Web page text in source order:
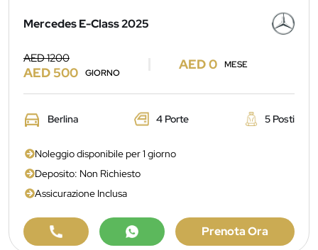
Mercedes E-Class 2025
AED 1200
AED 500 GIORNO
AED 0 MESE
Berlina 4 Porte 5 Posti
Noleggio disponibile per 1 giorno
Deposito: Non Richiesto
Assicurazione Inclusa
Prenota Ora